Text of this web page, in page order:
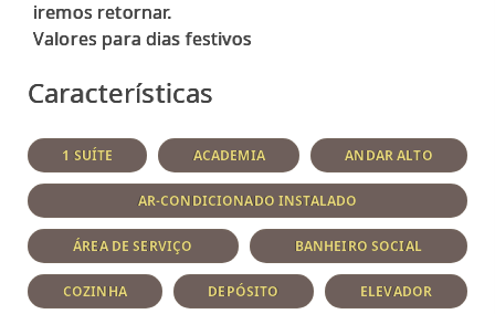
iremos retornar.
Características
1 SUÍTE ACADEMIA ANDAR ALTO
AR-CONDICIONADO INSTALADO
ÁREA DE SERVIÇO BANHEIRO SOCIAL
COZINHA DEPÓSITO ELEVADOR